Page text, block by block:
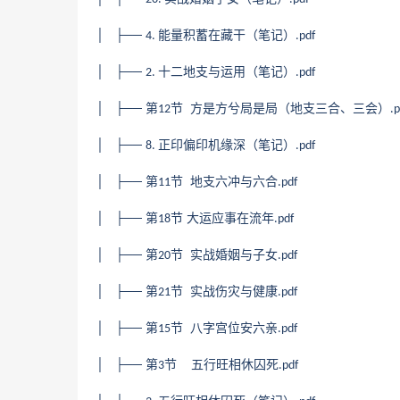
│ ├── 4. 能量积蓄在藏干（笔记） .pdf
│ ├── 2. 十二地支与运用（笔记） .pdf
│ ├── 第12节 方是方兮局是局（地支三合、三会）
│ ├── 8. 正印偏印机缘深（笔记） .pdf
│ ├── 第11节 地支六冲与六合.pdf
│ ├── 第18节 大运应事在流年.pdf
│ ├── 第20节 实战婚姻与子女.pdf
│ ├── 第21节 实战伤灾与健康.pdf
│ ├── 第15节 八字宫位安六亲.pdf
│ ├── 第3节 五行旺相休囚死.pdf